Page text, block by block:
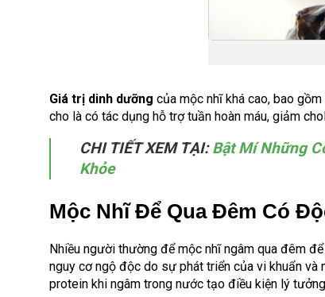
Giá trị dinh dưỡng của mộc nhĩ khá cao, bao
cho là có tác dụng hỗ trợ tuần hoàn máu, giảm
CHI TIẾT XEM TẠI:Bật Mí Những
Khỏe
Mộc Nhĩ Để Qua Đêm Có
Nhiều người thường để mộc nhĩ ngâm qua đêm
nguy cơ ngộ độc do sự phát triển của vi khuẩn và
protein khi ngâm trong nước tạo điều kiện lý